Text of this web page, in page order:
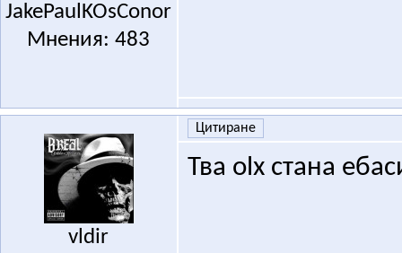
JakePaulKOsConor
Мнения: 483
vldir
Цитиране
Тва olx стана